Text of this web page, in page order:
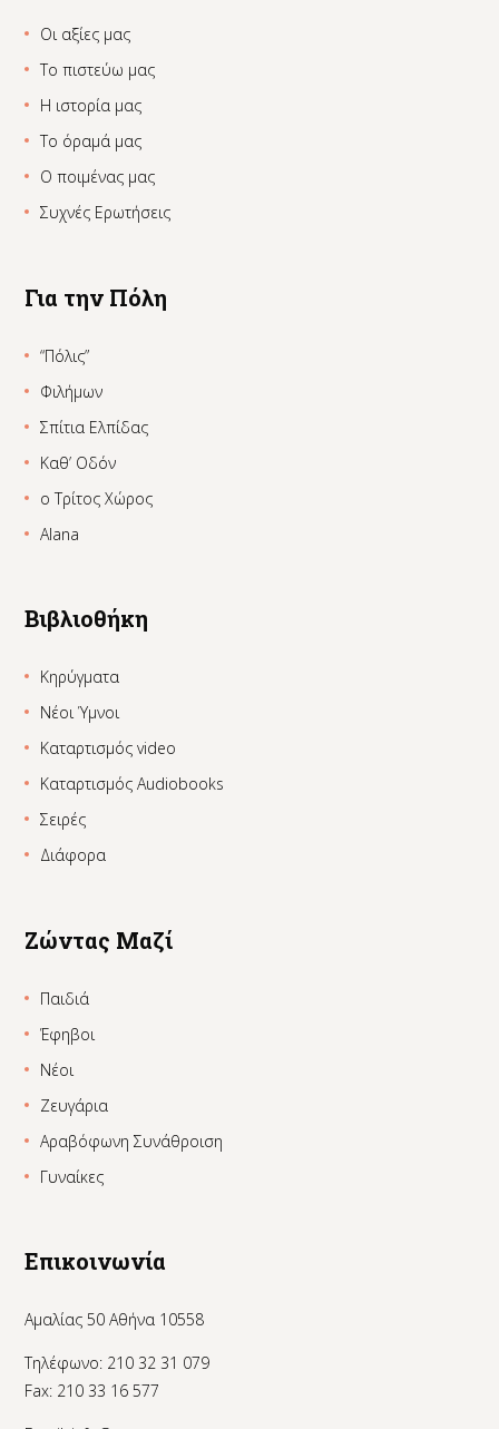
Οι αξίες μας
Το πιστεύω μας
Η ιστορία μας
Το όραμά μας
Ο ποιμένας μας
Συχνές Ερωτήσεις
Για την Πόλη
“Πόλις”
Φιλήμων
Σπίτια Ελπίδας
Καθ’ Οδόν
ο Τρίτος Χώρος
Alana
Βιβλιοθήκη
Κηρύγματα
Νέοι Ύμνοι
Καταρτισμός video
Καταρτισμός Audiobooks
Σειρές
Διάφορα
Ζώντας Μαζί
Παιδιά
Έφηβοι
Νέοι
Ζευγάρια
Αραβόφωνη Συνάθροιση
Γυναίκες
Επικοινωνία
Αμαλίας 50 Αθήνα 10558
Τηλέφωνο: 210 32 31 079
Fax: 210 33 16 577